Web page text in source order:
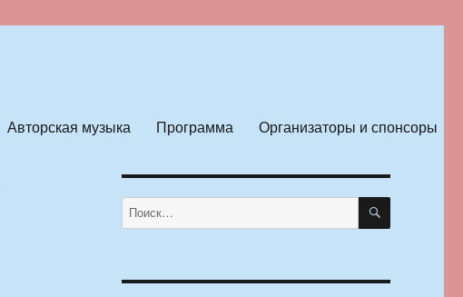
Авторская музыка Программа Организаторы и спонсоры
Искать: ПОИСК